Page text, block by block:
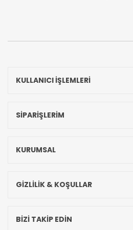
KULLANICI İŞLEMLERİ
SİPARİŞLERİM
KURUMSAL
GİZLİLİK & KOŞULLAR
BİZİ TAKİP EDİN